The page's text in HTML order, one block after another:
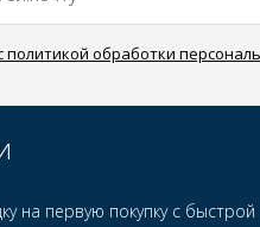
политикой обработки
на первую покупку с быстрой